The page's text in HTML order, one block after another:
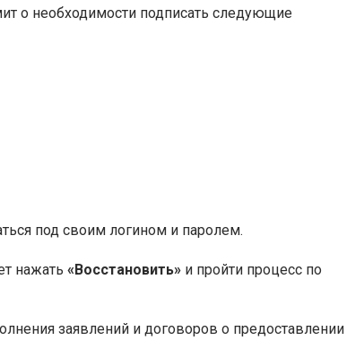
о необходимости подписать следующие
под своим логином и паролем.
нажать «Восстановить» и пройти процесс по
заявлений и договоров о предоставлении